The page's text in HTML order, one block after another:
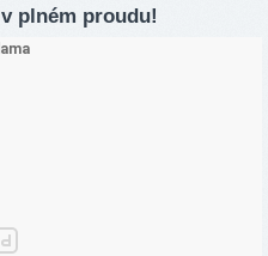
plném proudu!